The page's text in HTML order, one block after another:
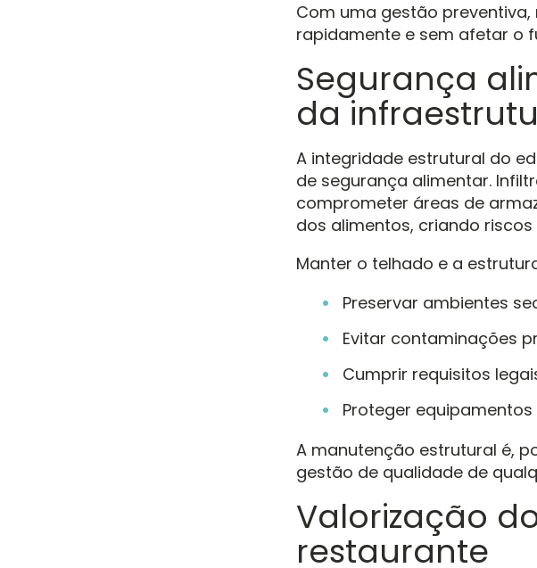
Com uma gestão
rapidamente e sem afetar o
Segurança
da
A integridade estrutural do
de segurança alimentar.
comprometer áreas de
dos alimentos, criando
Manter o telhado e a
Preservar ambientes
Evitar contaminações
Cumprir requisitos
Proteger equipamentos
A manutenção estrutural é,
gestão de qualidade de
Valorização
restaurante